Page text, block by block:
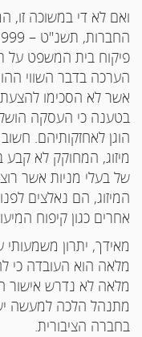
פיקוח בית המשפט על
הערכה בדבר השווי
אשר לא הסכימו
בטענה כי העסקה
הוגן לאחזקותיהם.
מיזוג, המחוקק לא קבע
של בעלי מניות אשר
המיזוג, הם נאלצים
אחרים כגון קיפוח
מאידך, יתרון
מלאה הוא העובדה כי
מלאה לא נדרש אישור
מתנהל הלכה למעשה
בחברה הציבורית.